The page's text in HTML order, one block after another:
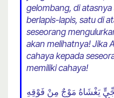
gelombang, di
berlapis-lapis, satu di
seseorang
akan melihatnya! Jika
cahaya kepada
memiliki cahaya!
يَغْشَاهُ مَوْجٌ مِنْ فَوْقِهِ